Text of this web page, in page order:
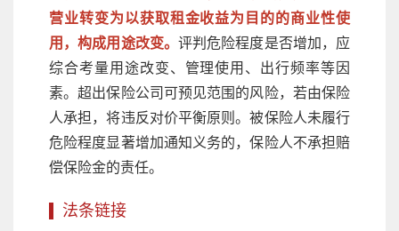
营业转变为以获取租金收益为目的的商业性使
用，构成用途改变。 评判危险程度是否增加，应
综合考量用途改变、管理使用、出行频率等因
素。超出保险公司可预见范围的风险，若由保险
人承担，将违反对价平衡原则。被保险人未履行
危险程度显著增加通知义务的，保险人不承担赔
偿保险金的责任。
法条链接